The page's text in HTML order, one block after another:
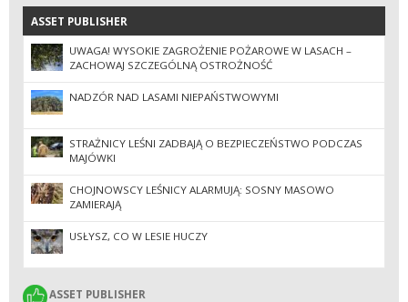
ASSET PUBLISHER
ASSET PUBLISHER
UWAGA! WYSOKIE ZAGROŻENIE POŻAROWE W LASACH –
ZACHOWAJ SZCZEGÓLNĄ OSTROŻNOŚĆ
NADZÓR NAD LASAMI NIEPAŃSTWOWYMI
STRAŻNICY LEŚNI ZADBAJĄ O BEZPIECZEŃSTWO PODCZAS
MAJÓWKI
CHOJNOWSCY LEŚNICY ALARMUJĄ: SOSNY MASOWO
ZAMIERAJĄ
USŁYSZ, CO W LESIE HUCZY
ASSET PUBLISHER
ASSET PUBLISHER